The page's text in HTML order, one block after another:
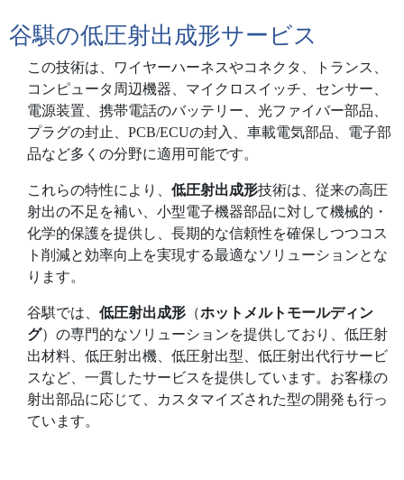
谷騏の低圧射出成形サービス
この技術は、ワイヤーハーネスやコネクタ、トランス、
コンピュータ周辺機器、マイクロスイッチ、センサー、
電源装置、携帯電話のバッテリー、光ファイバー部品、
プラグの封止、PCB/ECUの封入、車載電気部品、電子部
品など多くの分野に適用可能です。
これらの特性により、 低圧射出成形技術は、従来の高圧
射出の不足を補い、小型電子機器部品に対して機械的・
化学的保護を提供し、長期的な信頼性を確保しつつコス
ト削減と効率向上を実現する最適なソリューションとな
ります。
谷騏では、 低圧射出成形 （ホットメルトモールディン
グ）の専門的なソリューションを提供しており、低圧射
出材料、低圧射出機、低圧射出型、低圧射出代行サービ
スなど、一貫したサービスを提供しています。お客様の
射出部品に応じて、カスタマイズされた型の開発も行っ
ています。